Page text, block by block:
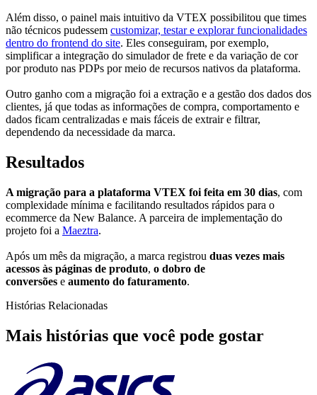
Além disso, o painel mais intuitivo da VTEX possibilitou que times
não técnicos pudessem customizar, testar e explorar funcionalidades
dentro do frontend do site. Eles conseguiram, por exemplo,
simplificar a integração do simulador de frete e da variação de cor
por produto nas PDPs por meio de recursos nativos da plataforma.
Outro ganho com a migração foi a extração e a gestão dos dados dos
clientes, já que todas as informações de compra, comportamento e
dados ficam centralizadas e mais fáceis de extrair e filtrar,
dependendo da necessidade da marca.
Resultados
A migração para a plataforma VTEX foi feita em 30 dias, com
complexidade mínima e facilitando resultados rápidos para o
ecommerce da New Balance. A parceira de implementação do
projeto foi a Maeztra.
Após um mês da migração, a marca registrou duas vezes mais
acessos às páginas de produto, o dobro de
conversões e aumento do faturamento.
Histórias Relacionadas
Mais histórias que você pode gostar